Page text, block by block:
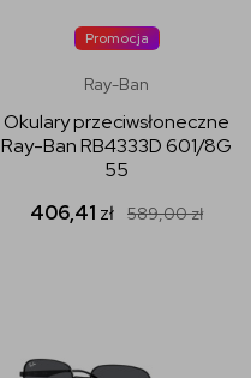
Promocja
Ray-Ban
Okulary przeciwsłoneczne
Ray-Ban RB4333D 601/8G
55
406,41 zł 589,00zł